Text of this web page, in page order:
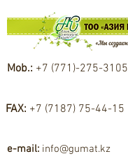
Mob.: +7 (771)-275-3105
FAX: +7 (7187) 75-44-15
e-mail: info@gumat.kz